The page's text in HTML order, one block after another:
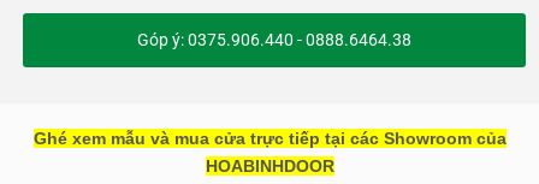
Góp ý: 0375.906.440 - 0888.6464.38
Ghé xem mẫu và mua cửa trực tiếp tại các Showroom của
HOABINHDOOR